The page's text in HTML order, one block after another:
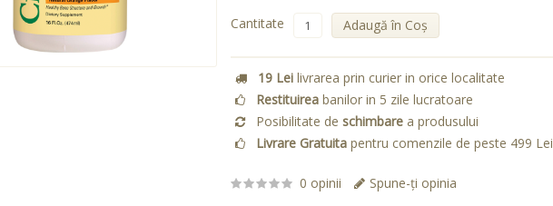
Cantitate Adaugă în Coş
19 Leilivrarea prin curier in orice localitate
Restituireabanilor in 5 zile lucratoare
Posibilitate de schimbarea produsului
Livrare Gratuitapentru comenzile de peste 499 Lei
0 opinii Spune-ţi opinia